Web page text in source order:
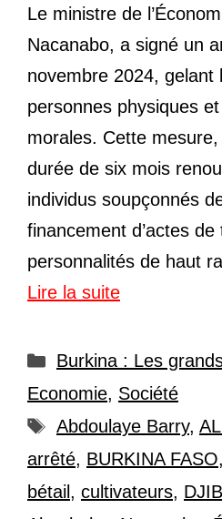
Le ministre de
Nacanabo, a signé un
novembre 2024, gelant
personnes physiques
morales. Cette
durée de six mois
individus soupçonnés
financement d’actes
personnalités de haut
Lire la suite
Catégories
Burkina : Les
Economie, Société
Étiquettes
Abdoulaye Barry,
arrêté, BURKINA FASO,
bétail , cultivateurs,